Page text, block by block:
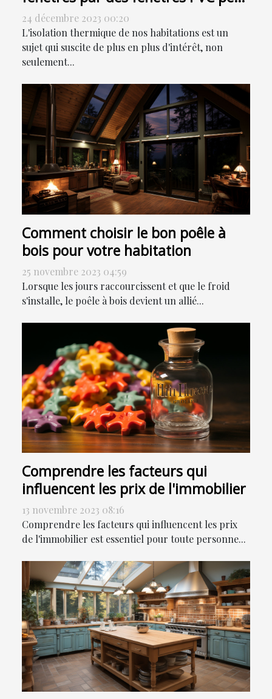
contribuer à la réduction de votre
facture énergétique
24 décembre 2023 00:20
L'isolation thermique de nos habitations est un
sujet qui suscite de plus en plus d'intérêt, non
seulement...
Comment choisir le bon poêle à
bois pour votre habitation
25 novembre 2023 04:59
Lorsque les jours raccourcissent et que le froid
s'installe, le poêle à bois devient un allié...
Comprendre les facteurs qui
influencent les prix de l'immobilier
13 novembre 2023 08:16
Comprendre les facteurs qui influencent les prix
de l'immobilier est essentiel pour toute personne...